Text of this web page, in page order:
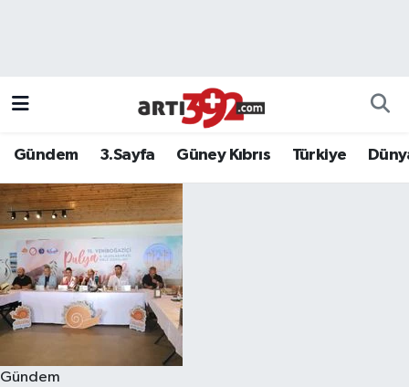
Gündem 3.Sayfa Güney Kıbrıs Türkiye
Gündem